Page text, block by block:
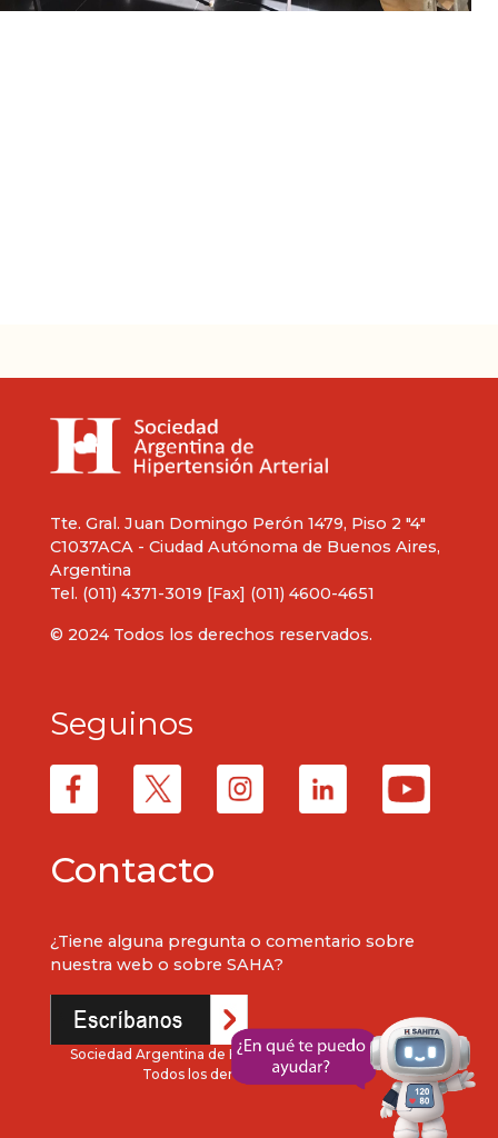
Tte. Gral. Juan Domingo Perón 1479, Piso 2 "4"
C1037ACA - Ciudad Autónoma de Buenos Aires,
Argentina
Tel. (011) 4371-3019 [Fax] (011) 4600-4651
© 2024 Todos los derechos reservados.
Seguinos
Contacto
¿Tiene alguna pregunta o comentario sobre
nuestra web o sobre SAHA?
Sociedad Argentina de Hipertensión Arterial. © 2024
Todos los derechos reservados.